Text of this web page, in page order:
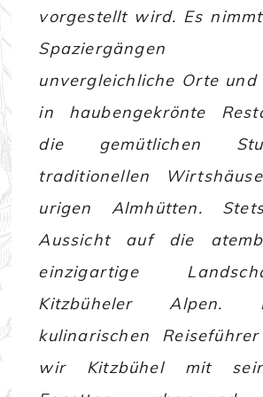
vorgestellt wird. Es
unvergleichliche Orte und
in haubengekrönte
die gemütlichen
traditionellen
urigen Almhütten.
Aussicht auf die
einzigartige
Kitzbüheler Alpen.
kulinarischen
wir Kitzbühel mit